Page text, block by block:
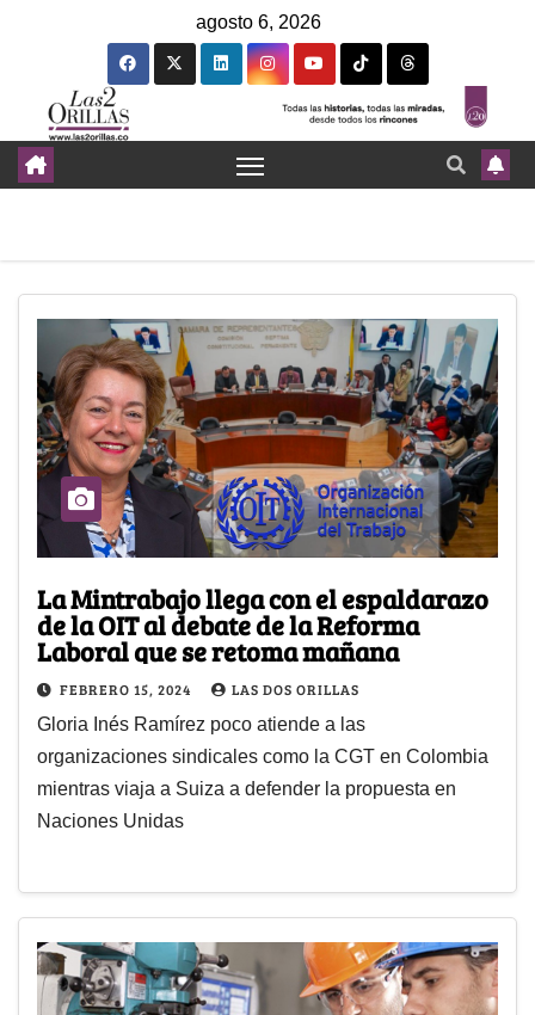
agosto 6, 2026
La Mintrabajo llega con el espaldarazo
de la OIT al debate de la Reforma
Laboral que se retoma mañana
FEBRERO 15, 2024 LAS DOS ORILLAS
Gloria Inés Ramírez poco atiende a las
organizaciones sindicales como la CGT en Colombia
mientras viaja a Suiza a defender la propuesta en
Naciones Unidas